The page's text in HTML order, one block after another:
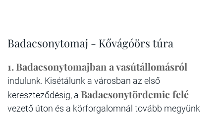
Badacsonytomaj - Kővágóörs túra
1.Badacsonytomajban a vasútállomásról
indulunk. Kisétálunk a városban az első
kereszteződésig, a Badacsonytördemic felé
vezető úton és a körforgalomnál tovább megyünk